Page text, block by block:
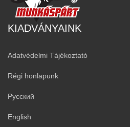
KIADVÁNYAINK
Adatvédelmi Tájékoztató
Régi honlapunk
Русский
English